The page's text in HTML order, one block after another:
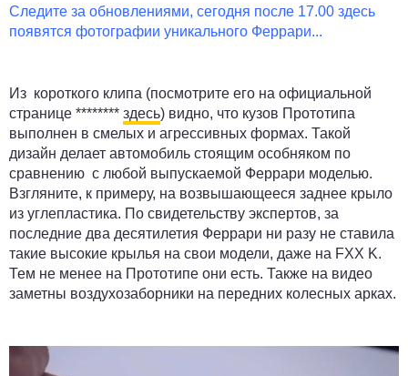
Следите за обновлениями, сегодня после 17.00 здесь
появятся фотографии уникального Феррари...
Из короткого клипа (посмотрите его на официальной
странице ******** здесь) видно, что кузов Прототипа
выполнен в смелых и агрессивных формах. Такой
дизайн делает автомобиль стоящим особняком по
сравнению с любой выпускаемой Феррари моделью.
Взгляните, к примеру, на возвышающееся заднее крыло
из углепластика. По свидетельству экспертов, за
последние два десятилетия Феррари ни разу не ставила
такие высокие крылья на свои модели, даже на FXX K.
Тем не менее на Прототипе они есть. Также на видео
заметны воздухозаборники на передних колесных арках.